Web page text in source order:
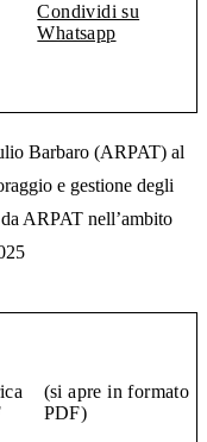
Condividi su
Whatsapp
Barbaro (ARPAT) al
e gestione degli
ARPAT nell’ambito
(si apre in formato
PDF)